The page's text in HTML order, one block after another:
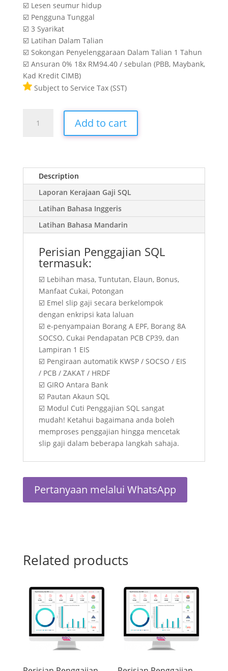
☑️ Lesen seumur hidup
☑️ Pengguna Tunggal
☑️ 3 Syarikat
☑️ Latihan Dalam Talian
☑️ Sokongan Penyelenggaraan Dalam Talian 1 Tahun
☑️ Ansuran 0% 18x RM94.40 / sebulan (PBB, Maybank,
Kad Kredit CIMB)
Subject to Service Tax (SST)
Payroll
Add to cart
Description
Laporan Kerajaan Gaji SQL
Latihan Bahasa Inggeris
Latihan Bahasa Mandarin
Perisian Penggajian SQL
termasuk:
☑️ Lebihan masa, Tuntutan, Elaun, Bonus,
Manfaat Cukai, Potongan
☑️ Emel slip gaji secara berkelompok
dengan enkripsi kata laluan
☑️ e-penyampaian Borang A EPF, Borang 8A
SOCSO, Cukai Pendapatan PCB CP39, dan
Lampiran 1 EIS
☑️ Pengiraan automatik KWSP / SOCSO / EIS
/ PCB / ZAKAT / HRDF
☑️ GIRO Antara Bank
☑️ Pautan Akaun SQL
☑️ Modul Cuti Penggajian SQL sangat
mudah! Ketahui bagaimana anda boleh
memproses penggajian hingga mencetak
slip gaji dalam beberapa langkah sahaja.
Pertanyaan melalui WhatsApp
Related products